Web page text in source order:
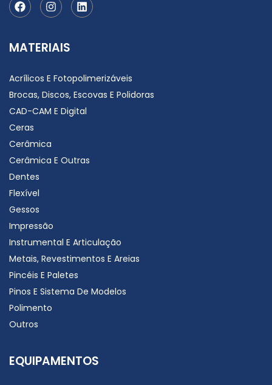
MATERIAIS
Acrílicos E Fotopolimerizáveis
Brocas, Discos, Escovas E Polidoras
CAD-CAM E Digital
Ceras
Cerâmica
Cerâmica E Outras
Dentes
Flexível
Gessos
Impressão
Instrumental E Articulação
Metais, Revestimentos E Areias
Pincéis E Paletes
Pinos E Sistema De Modelos
Polimento
Outros
EQUIPAMENTOS